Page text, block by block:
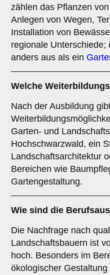
zählen das Pflanzen
Anlegen von Wegen,
Installation von
regionale
anders aus als ein
Welche
Nach der Ausbildung
Garten- und
Hochschwarzwald, ein
Landschaftsarchitektur
Bereichen wie
Gartengestaltung.
Wie sind die
Die Nachfrage nach
Landschaftsbauern ist
hoch. Besonders im
ökologischer